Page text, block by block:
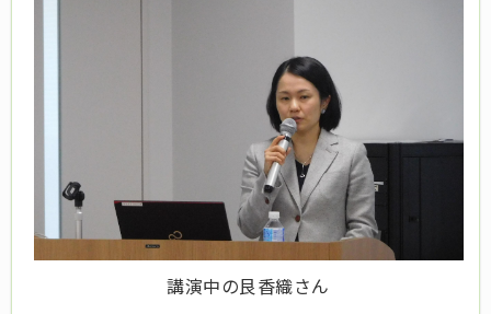
講演中の艮香織さん